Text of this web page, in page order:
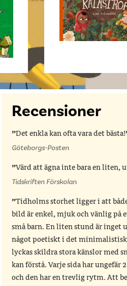
Recensioner
Det enkla kan ofta vara det bästa!
Göteborgs-Posten
Värd att ägna inte bara en liten,
Tidskriften Förskolan
Tidholms storhet ligger i att
bild är enkel, mjuk och vänlig på
små barn. En liten stund är inget
något poetiskt i det
lyckas skildra stora känslor med
kan förstå. Varje sida har ungefär
och den har en trevlig rytm. Att